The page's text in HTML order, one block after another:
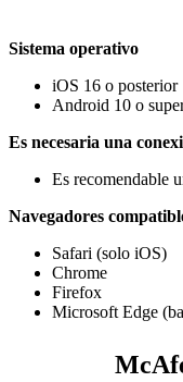
Sistema operativo
iOS 16 o posterior
Android 10 o
Es necesaria una
Es recomendable
Navegadores
Safari (solo iOS)
Chrome
Firefox
Microsoft Edge